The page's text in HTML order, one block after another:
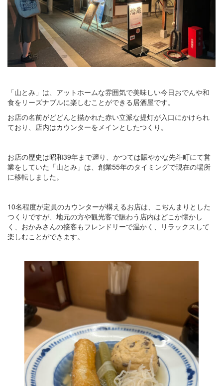
「山とみ」は、アットホームな雰囲気で美味しい今日おでんや和
食をリーズナブルに楽しむことができる居酒屋です。
お店の名前がどどんと描かれた赤い立派な提灯が入口にかけられ
ており、店内はカウンターをメインとしたつくり。
お店の歴史は昭和39年まで遡り、かつては賑やかな先斗町にて営
業をしていた「山とみ」は、創業55年のタイミングで現在の場所
に移転しました。
10名程度が定員のカウンターが構えるお店は、こぢんまりとした
つくりですが、地元の方や観光客で賑わう店内はどこか懐かし
く、おかみさんの接客もフレンドリーで温かく、リラックスして
楽しむことができます。